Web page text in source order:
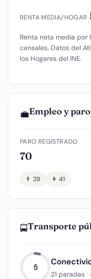
RENTA MEDIA/HOGAR
Renta neta media por
censales. Datos del
los Hogares del INE.
💼Empleo y paro
PARO REGISTRADO
70
👨 29 👩 41
🚍Transporte
5
21 paradas